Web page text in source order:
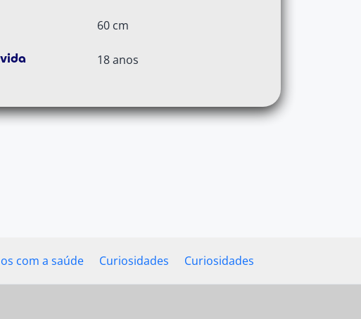
60 cm
18 anos
com a saúde Curiosidades Curiosidades